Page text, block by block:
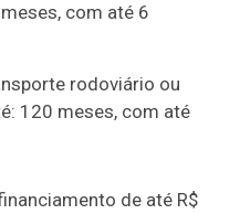
com até 6
rodoviário ou
120 meses, com até
de até R$